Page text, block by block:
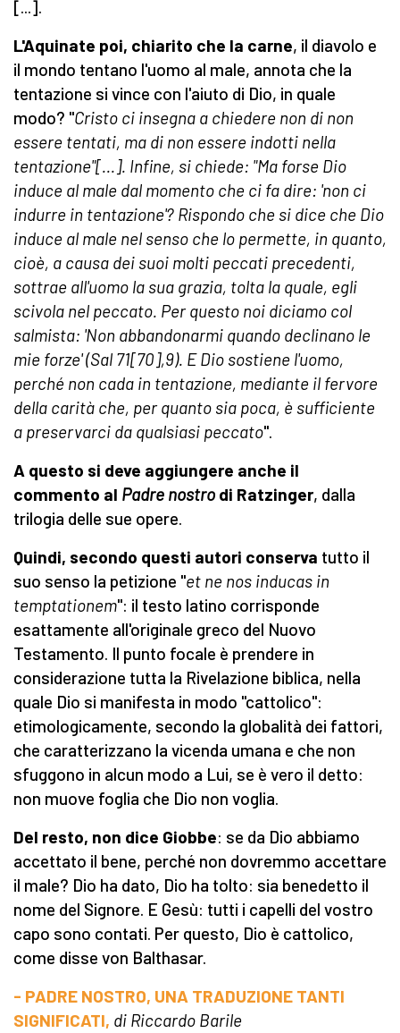
[...].
L'Aquinate poi, chiarito che la carne, il diavolo e
il mondo tentano l'uomo al male, annota che la
tentazione si vince con l'aiuto di Dio, in quale
modo? "Cristo ci insegna a chiedere non di non
essere tentati, ma di non essere indotti nella
tentazione"[...]. Infine, si chiede: "Ma forse Dio
induce al male dal momento che ci fa dire: 'non ci
indurre in tentazione'? Rispondo che si dice che Dio
induce al male nel senso che lo permette, in quanto,
cioè, a causa dei suoi molti peccati precedenti,
sottrae all'uomo la sua grazia, tolta la quale, egli
scivola nel peccato. Per questo noi diciamo col
salmista: 'Non abbandonarmi quando declinano le
mie forze' (Sal 71[70],9). E Dio sostiene l'uomo,
perché non cada in tentazione, mediante il fervore
della carità che, per quanto sia poca, è sufficiente
a preservarci da qualsiasi peccato".
A questo si deve aggiungere anche il
commento al Padre nostro di Ratzinger, dalla
trilogia delle sue opere.
Quindi, secondo questi autori conserva tutto il
suo senso la petizione "et ne nos inducas in
temptationem": il testo latino corrisponde
esattamente all'originale greco del Nuovo
Testamento. Il punto focale è prendere in
considerazione tutta la Rivelazione biblica, nella
quale Dio si manifesta in modo "cattolico":
etimologicamente, secondo la globalità dei fattori,
che caratterizzano la vicenda umana e che non
sfuggono in alcun modo a Lui, se è vero il detto:
non muove foglia che Dio non voglia.
Del resto, non dice Giobbe: se da Dio abbiamo
accettato il bene, perché non dovremmo accettare
il male? Dio ha dato, Dio ha tolto: sia benedetto il
nome del Signore. E Gesù: tutti i capelli del vostro
capo sono contati. Per questo, Dio è cattolico,
come disse von Balthasar.
- PADRE NOSTRO, UNA TRADUZIONE TANTI
SIGNIFICATI, di Riccardo Barile